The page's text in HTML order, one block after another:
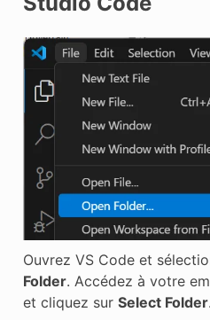
Ouvrez VS Code et
Folder. Accédez à votre
et cliquez sur Select Folder.